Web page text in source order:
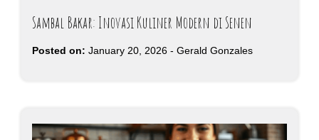
Sambal Bakar: Inovasi Kuliner Modern di Senen
Posted on: January 20, 2026 - Gerald Gonzales